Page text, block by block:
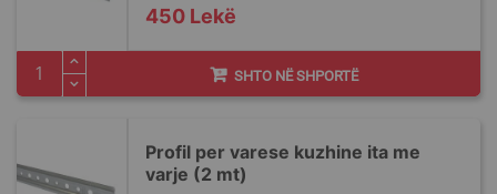
450 Lekë
SHTO NË SHPORTË
Profil per varese kuzhine ita me
varje (2 mt)